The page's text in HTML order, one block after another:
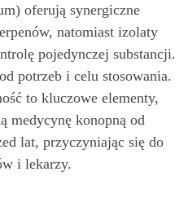
oferują synergiczne
natomiast izolaty
pojedynczej substancji.
potrzeb i celu stosowania.
to kluczowe elementy,
medycynę konopną od
lat, przyczyniając się do
i lekarzy.